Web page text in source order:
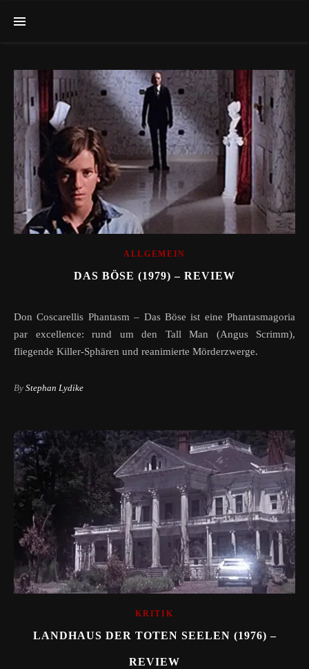
ALLGEMEIN
DAS BÖSE (1979) – REVIEW
Don Coscarellis Phantasm – Das Böse ist eine Phantasmagoria
par excellence: rund um den Tall Man (Angus Scrimm),
fliegende Killer-Sphären und reanimierte Mörderzwerge.
By Stephan Lydike
KRITIK
LANDHAUS DER TOTEN SEELEN (1976) –
REVIEW